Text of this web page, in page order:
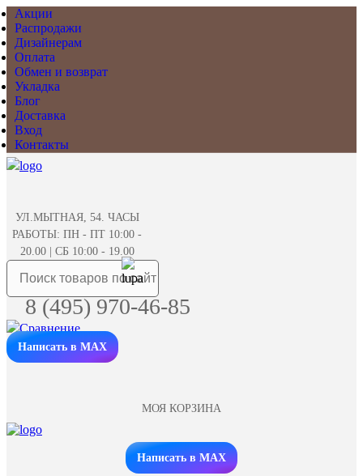
Акции
Распродажи
Дизайнерам
Оплата
Обмен и возврат
Укладка
Блог
Доставка
Вход
Контакты
УЛ.МЫТНАЯ, 54. ЧАСЫ
РАБОТЫ: ПН - ПТ 10:00 -
20.00 | СБ 10:00 - 19.00
8 (495) 970-46-85
Написать в MAX
МОЯ КОРЗИНА
Заказать звонок
Написать в MAX